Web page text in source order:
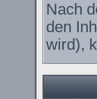
Nach
den
wird),